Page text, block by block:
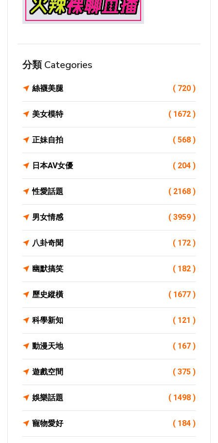
分類 Categories
絲襪美腿 ( 720 )
美女模特 ( 1672 )
正妹自拍 ( 568 )
日本AV女優 ( 204 )
性愛話題 ( 2168 )
男女情感 ( 3959 )
八卦奇聞 ( 172 )
幽默搞笑 ( 182 )
歷史縱橫 ( 1677 )
科學新知 ( 121 )
動漫天地 ( 167 )
遊戲空間 ( 375 )
娛樂話題 ( 1498 )
寵物愛好 ( 184 )